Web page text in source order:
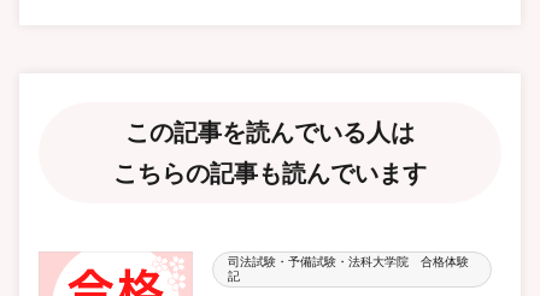
この記事を読んでいる人は
こちらの記事も読んでいます
司法試験・予備試験・法科大学院 合格体験
記